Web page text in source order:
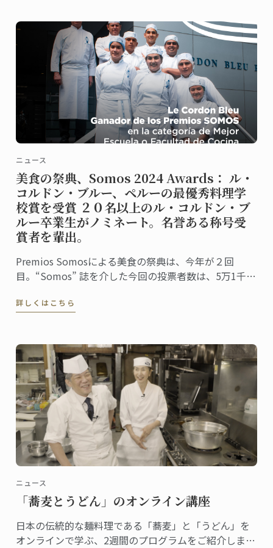
ニュース
美食の祭典、Somos 2024 Awards： ル・
コルドン・ブルー、ペルーの最優秀料理学
校賞を受賞 ２０名以上のル・コルドン・ブ
ルー卒業生がノミネート。名誉ある称号受
賞者を輩出。
Premios Somosによる美食の祭典は、今年が２回
目。“Somos” 誌を介した今回の投票者数は、5万1千人
ラン、および関連企業を称え４０部門における受賞
詳しくはこちら
ニュース
「蕎麦とうどん」のオンライン講座
日本の伝統的な麺料理である「蕎麦」と「うどん」を
オンラインで学ぶ、2週間のプログラムをご紹介しま